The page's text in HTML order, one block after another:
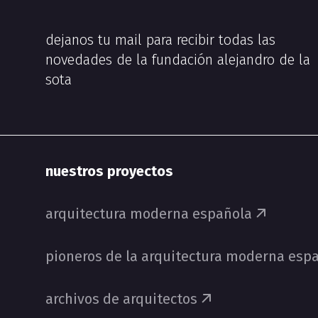
dejanos tu mail para recibir todas las
novedades de la fundación alejandro de la
sota
nuestros proyectos
arquitectura moderna española
pioneros de la arquitectura moderna
archivos de arquitectos